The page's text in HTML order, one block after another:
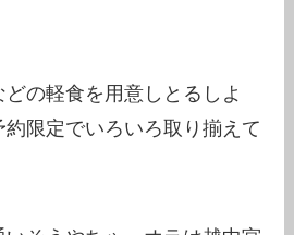
の軽食を用意しとるしよ
限定でいろいろ取り揃えて